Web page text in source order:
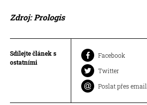
Zdroj: Prologis
Sdílejte článek s
ostatními
Facebook
Twitter
Poslat přes email